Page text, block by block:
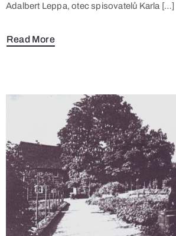
Adalbert Leppa, otec spisovatelů Karla […]
Read More